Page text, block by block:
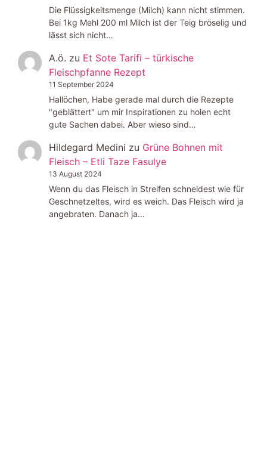
Die Flüssigkeitsmenge (Milch) kann nicht stimmen.
Bei 1kg Mehl 200 ml Milch ist der Teig bröselig und
lässt sich nicht…
A.ö. zu Et Sote Tarifi – türkische
Fleischpfanne Rezept
11 September 2024
Hallöchen, Habe gerade mal durch die Rezepte
"geblättert" um mir Inspirationen zu holen echt
gute Sachen dabei. Aber wieso sind…
Hildegard Medini zu Grüne Bohnen mit
Fleisch – Etli Taze Fasulye
13 August 2024
Wenn du das Fleisch in Streifen schneidest wie für
Geschnetzeltes, wird es weich. Das Fleisch wird ja
angebraten. Danach ja…